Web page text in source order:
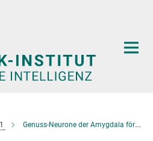
Genuss-Neurone der Amygdala fördern die Nahrungsaufnahme